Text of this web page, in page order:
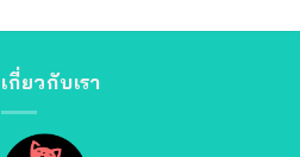
เกี่ยวกับเรา